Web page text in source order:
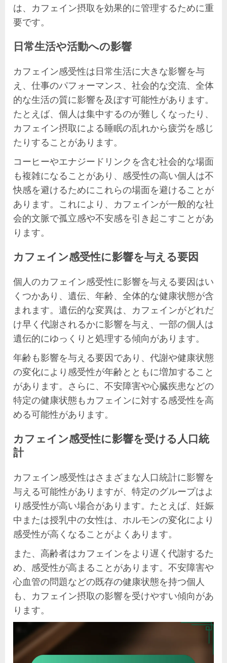
は、カフェイン摂取を効果的に管理するために重
要です。
日常生活や活動への影響
カフェイン感受性は日常生活に大きな影響を与
え、仕事のパフォーマンス、社会的な交流、全体
的な生活の質に影響を及ぼす可能性があります。
たとえば、個人は集中するのが難しくなったり、
カフェイン摂取による睡眠の乱れから疲労を感じ
たりすることがあります。
コーヒーやエナジードリンクを含む社会的な場面
も複雑になることがあり、感受性の高い個人は不
快感を避けるためにこれらの場面を避けることが
あります。これにより、カフェインが一般的な社
会的文脈で孤立感や不安感を引き起こすことがあ
ります。
カフェイン感受性に影響を与える要因
個人のカフェイン感受性に影響を与える要因はい
くつかあり、遺伝、年齢、全体的な健康状態が含
まれます。遺伝的な変異は、カフェインがどれだ
け早く代謝されるかに影響を与え、一部の個人は
遺伝的にゆっくりと処理する傾向があります。
年齢も影響を与える要因であり、代謝や健康状態
の変化により感受性が年齢とともに増加すること
があります。さらに、不安障害や心臓疾患などの
特定の健康状態もカフェインに対する感受性を高
める可能性があります。
カフェイン感受性に影響を受ける人口統
計
カフェイン感受性はさまざまな人口統計に影響を
与える可能性がありますが、特定のグループはよ
り感受性が高い場合があります。たとえば、妊娠
中または授乳中の女性は、ホルモンの変化により
感受性が高くなることがよくあります。
また、高齢者はカフェインをより遅く代謝するた
め、感受性が高まることがあります。不安障害や
心血管の問題などの既存の健康状態を持つ個人
も、カフェイン摂取の影響を受けやすい傾向があ
ります。